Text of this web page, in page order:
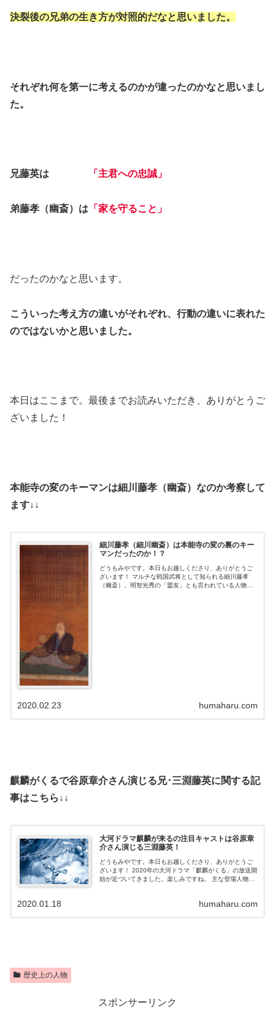
決裂後の兄弟の生き方が対照的だなと思いました。
それぞれ何を第一に考えるのかが違ったのかなと思いまし
た。
兄藤英は 「主君への忠誠」
弟藤孝（幽斎）は 「家を守ること」
だったのかなと思います。
こういった考え方の違いがそれぞれ、行動の違いに表れた
のではないかと思いました。
本日はここまで。最後までお読みいただき、ありがとうご
ざいました！
本能寺の変のキーマンは細川藤孝（幽斎）なのか考察して
ます↓↓
細川藤孝（細川幽斎）は本能寺の変の裏のキー
マンだったのか！？
どうもみやです。本日もお越しくださり、ありがとうご
ざいます！ マルチな戦国武将として知られる細川藤孝
（幽斎）。明智光秀の「盟友」とも言われている人物で
humaharu.com
2020.02.23
麒麟がくるで谷原章介さん演じる兄･三淵藤英に関する記
事はこちら↓↓
大河ドラマ麒麟が来るの注目キャストは谷原章
介さん演じる三淵藤英！
どうもみやです。本日もお越しくださり、ありがとうご
ざいます！ 2020年の大河ドラマ「麒麟がくる」の放送開
始が近づいてきました。楽しみですね。 主な登場人物を
humaharu.com
2020.01.18
歴史上の人物
スポンサーリンク